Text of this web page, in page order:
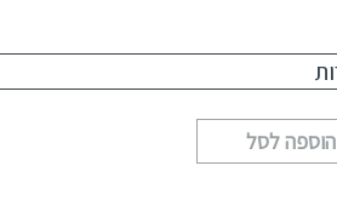
הוספה לסל